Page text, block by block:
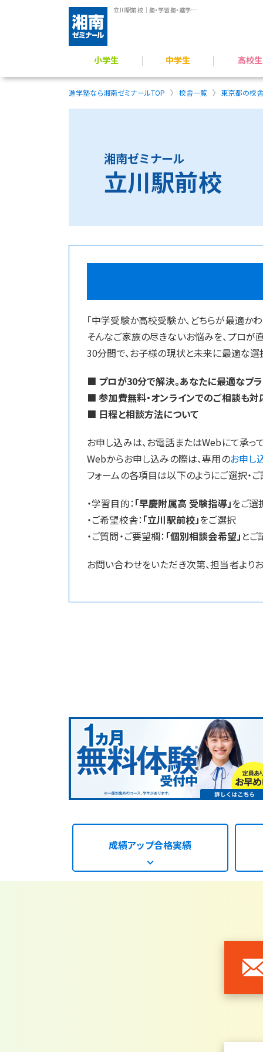
立川駅前校｜塾・学習塾・進学塾【湘南ゼミナール】
小学生 中学生 高校生
進学塾なら湘南ゼミナールTOP 校舎一覧 東京都の校
湘南ゼミナール
立川駅前校
「中学受験か高校受験か、どちらが最適か
そんなご家族の尽きないお悩みを、プロが
30分間で、お子様の現状と未来に最適な選
■ プロが30分で解決。あなたに最適なプ
■ 参加費無料・オンラインでのご相談も対
■ 日程と相談方法について
お申し込みは、お電話またはWebにて承って
Webからお申し込みの際は、専用のお申し
フォームの各項目は以下のようにご選択・ご
・学習目的：「早慶附属高 受験指導」をご選
・ご希望校舎：「立川駅前校」をご選択
・ご質問・ご要望欄： 「個別相談会希望」 とご
お問い合わせをいただき次第、担当者より
成績アップ合格実績